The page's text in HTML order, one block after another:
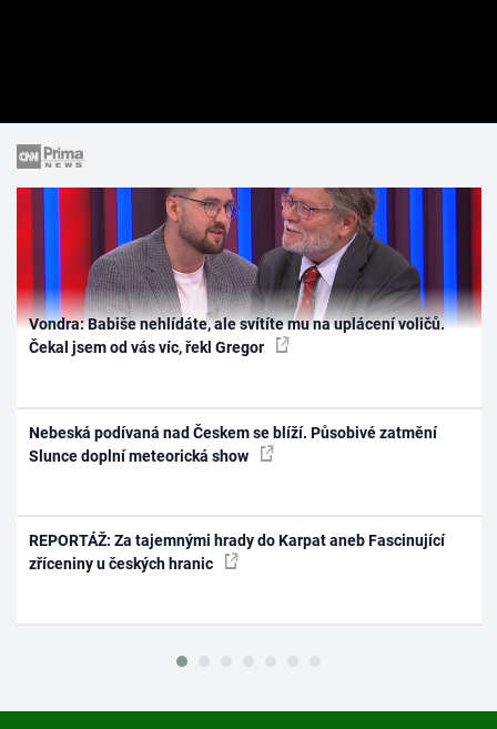
Vondra: Babiše nehlídáte, ale svítíte mu na uplácení voličů.
Čekal jsem od vás víc, řekl Gregor
Nebeská podívaná nad Českem se blíží. Působivé zatmění
Slunce doplní meteorická show
REPORTÁŽ: Za tajemnými hrady do Karpat aneb Fascinující
zříceniny u českých hranic